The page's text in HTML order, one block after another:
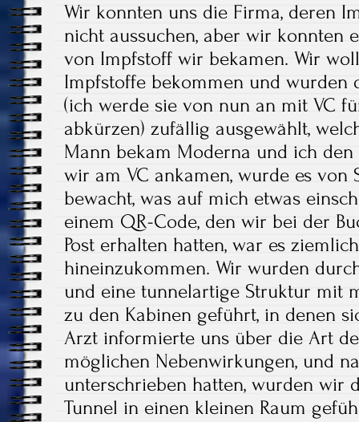
Wir konnten uns die Firma, deren
nicht aussuchen, aber wir konnten
von Impfstoff wir bekamen. Wir
Impfstoffe bekommen und wurden
(ich werde sie von nun an mit VC
abkürzen) zufällig ausgewählt,
Mann bekam Moderna und ich den
wir am VC ankamen, wurde es von
bewacht, was auf mich etwas
einem QR-Code, den wir bei der
Post erhalten hatten, war es
hineinzukommen. Wir wurden
und eine tunnelartige Struktur mit
zu den Kabinen geführt, in denen
Arzt informierte uns über die Art
möglichen Nebenwirkungen, und
unterschrieben hatten, wurden wir
Tunnel in einen kleinen Raum